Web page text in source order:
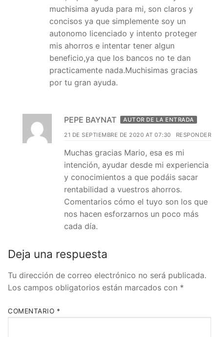
muchisima ayuda para mi, son claros y
concisos ya que simplemente soy un
autonomo licenciado y intento proteger
mis ahorros e intentar tener algun
beneficio,ya que los bancos no te dan
practicamente nada.Muchisimas gracias
por tu gran ayuda.
PEPE BAYNAT AUTOR DE LA ENTRADA
21 DE SEPTIEMBRE DE 2020 AT 07:30 RESPONDER
Muchas gracias Mario, esa es mi
intención, ayudar desde mi experiencia
y conocimientos a que podáis sacar
rentabilidad a vuestros ahorros.
Comentarios cómo el tuyo son los que
nos hacen esforzarnos un poco más
cada día.
Deja una respuesta
Tu dirección de correo electrónico no será publicada.
Los campos obligatorios están marcados con *
COMENTARIO *